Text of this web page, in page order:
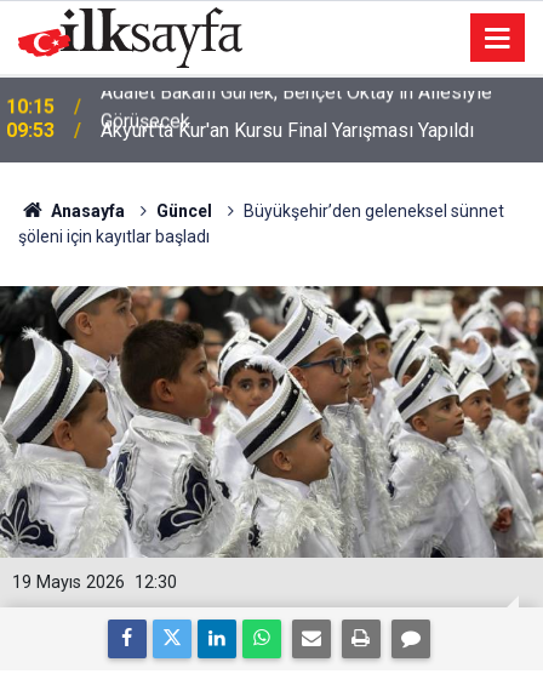
09:53 Akyurt'ta Kur'an Kursu Final Yarışması Yapıldı
Anasayfa Güncel
Büyükşehir’den geleneksel sünnet
şöleni için kayıtlar başladı
12:30
19 Mayıs 2026